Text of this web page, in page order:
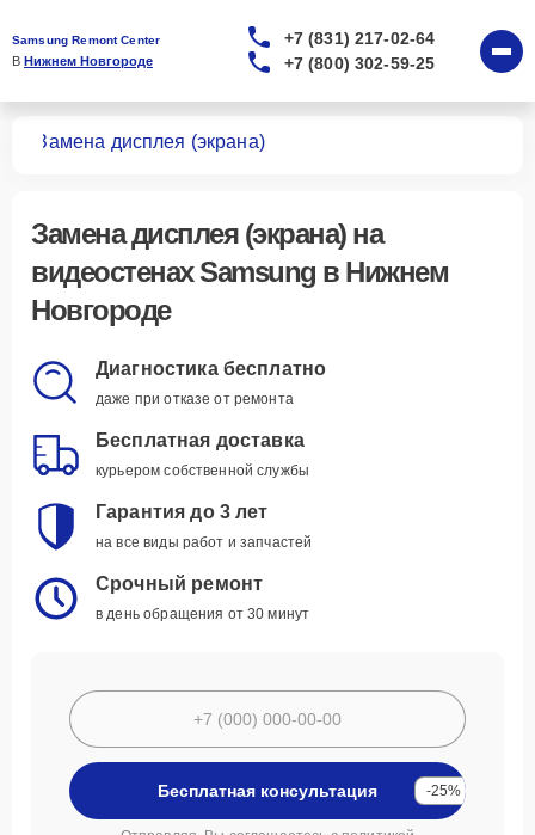
Samsung Remont Center
В Нижнем Новгороде
+7 (831) 217-02-64
+7 (800) 302-59-25
Замена дисплея (экрана)
Замена дисплея (экрана)на
видеостенах Samsung в Нижнем
Новгороде
Диагностика бесплатно
даже при отказе от ремонта
Бесплатная доставка
курьером собственной службы
Гарантия до 3 лет
на все виды работ и запчастей
Срочный ремонт
в день обращения от 30 минут
Бесплатная консультация -25%